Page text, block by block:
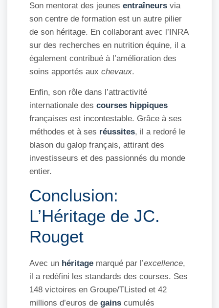
Son mentorat des jeunes entraîneurs via
son centre de formation est un autre pilier
de son héritage. En collaborant avec l’INRA
sur des recherches en nutrition équine, il a
également contribué à l’amélioration des
soins apportés aux chevaux.
Enfin, son rôle dans l’attractivité
internationale des courses hippiques
françaises est incontestable. Grâce à ses
méthodes et à ses réussites, il a redoré le
blason du galop français, attirant des
investisseurs et des passionnés du monde
entier.
Conclusion:
L’Héritage de JC.
Rouget
Avec un héritage marqué par l’excellence,
il a redéfini les standards des courses. Ses
148 victoires en Groupe/TListed et 42
millions d’euros de gains cumulés